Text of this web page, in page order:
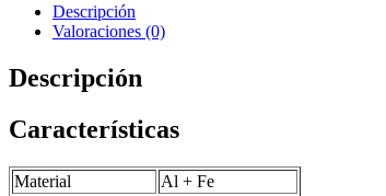
Descripción
Valoraciones (0)
Descripción
Características
Material
Al + Fe